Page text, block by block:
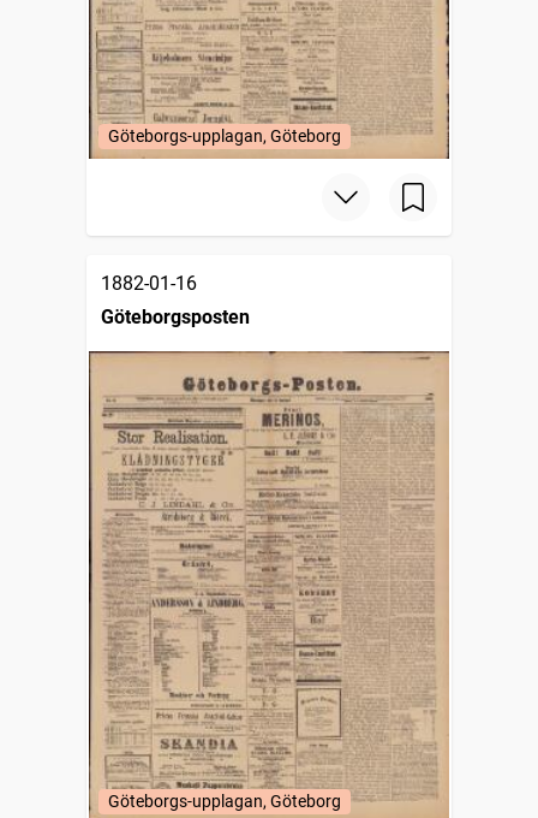
Göteborgs-upplagan, Göteborg
1882-01-16
Göteborgsposten
Göteborgs-upplagan, Göteborg